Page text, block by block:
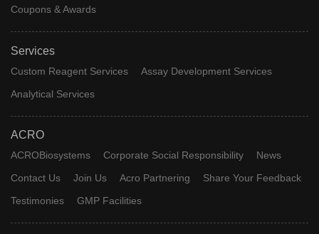
Coupons & Awards
Services
Custom Reagent Services
Assay Development Services
Analytical Services
ACRO
ACROBiosystems Corporate Social Responsibility
News
Contact Us
Join Us Acro Partnering
Share Your Feedback
Testimonies
GMP Facilities